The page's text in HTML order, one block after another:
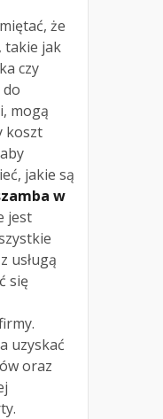
że
takie jak
czy
mogą
koszt
jakie są
w
jest
usługą
się
uzyskać
oraz